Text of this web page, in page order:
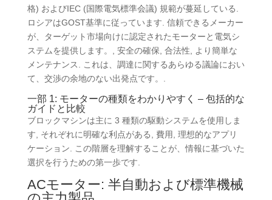
格) およびIEC (国際電気標準会議) 規範が蔓延している.
ロシアはGOST基準に従っています. 信頼できるメーカー
が、ターゲット市場向けに認定されたモーターと電気シ
ステムを提供します。, 安全の確保, 合法性, より簡単な
メンテナンス. これは、調達に関するあらゆる議論におい
て、交渉の余地のない出発点です。.
一部 1: モーターの種類をわかりやすく – 包括的な
ガイドと比較
ブロックマシンは主に 3 種類の駆動システムを使用しま
す, それぞれに明確な利点がある, 費用, 理想的なアプリ
ケーション. この階層を理解することが、情報に基づいた
選択を行うための第一歩です.
ACモーター: 半自動および標準機械